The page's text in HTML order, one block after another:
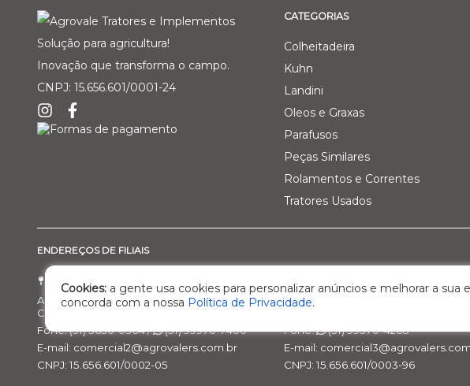
Solução para agricultura!
Inovação que transforma o campo.
CNPJ: 15.656.601/0001-24
CATEGORIAS
Colheitadeira
Kuhn
Landini
Oleos e Graxas
Parafusos
Peças Similares
Rolamentos e Correntes
Tratores Usados
ENDEREÇOS DE FILIAIS
Filial 01 - Agro Comercial dos Vale Ltda
Av. Marcelo Gama, 3470, bairro Santa Helena
Cachoeira do Sul/RS – Cep: 95.503-798
Fone: (51) 3630-0364 /
(51) 99970-7400
E-mail: comercial2@agrovalers.com.br
CNPJ: 15.656.601/0002-05
Filial 02 - Pecuária Leiteira - GEA
Rod. BR 470, Km 161, nº 5000 –
Fone:
(51) 99570-4268
E-mail:
CNPJ: 15.656.601/0003-96
Cookies: a gente usa cookies para personalizar anúncios e melhorar a
concorda com a nossa Política de Privacidade.